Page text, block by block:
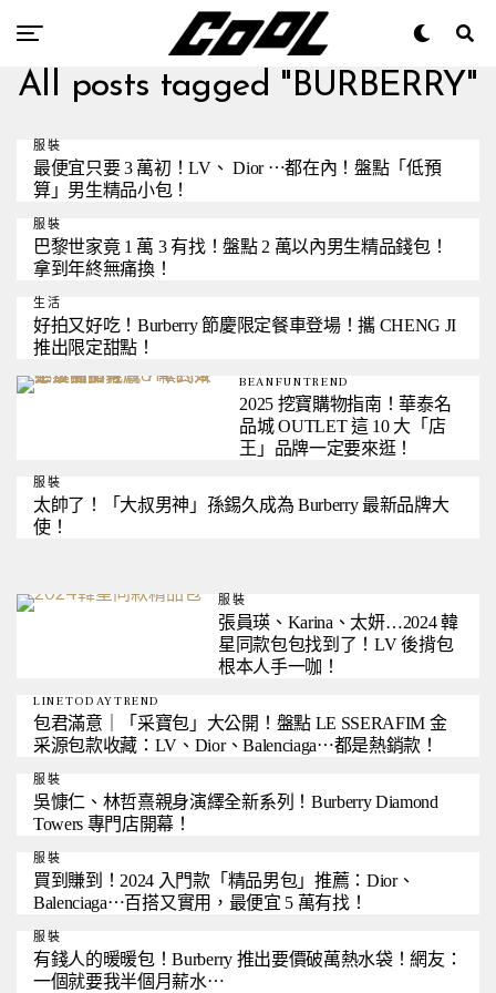
All posts tagged "BURBERRY"
服裝
最便宜只要 3 萬初！LV、 Dior ⋯都在內！盤點「低預
算」男生精品小包！
服裝
巴黎世家竟 1 萬 3 有找！盤點 2 萬以內男生精品錢包！
拿到年終無痛換！
生活
好拍又好吃！Burberry 節慶限定餐車登場！攜 CHENG JI
推出限定甜點！
BEANFUNTREND
2025 挖寶購物指南！華泰名
品城 OUTLET 這 10 大「店
王」品牌一定要來逛！
服裝
太帥了！「大叔男神」孫錫久成為 Burberry 最新品牌大
使！
服裝
張員瑛、Karina、太妍…2024 韓
星同款包包找到了！LV 後揹包
根本人手一咖！
LINETODAYTREND
包君滿意｜「采寶包」大公開！盤點 LE SSERAFIM 金
采源包款收藏：LV、Dior、Balenciaga⋯都是熱銷款！
服裝
吳慷仁、林哲熹親身演繹全新系列！Burberry Diamond
Towers 專門店開幕！
服裝
買到賺到！2024 入門款「精品男包」推薦：Dior、
Balenciaga⋯百搭又實用，最便宜 5 萬有找！
服裝
有錢人的暖暖包！Burberry 推出要價破萬熱水袋！網友：
一個就要我半個月薪水⋯